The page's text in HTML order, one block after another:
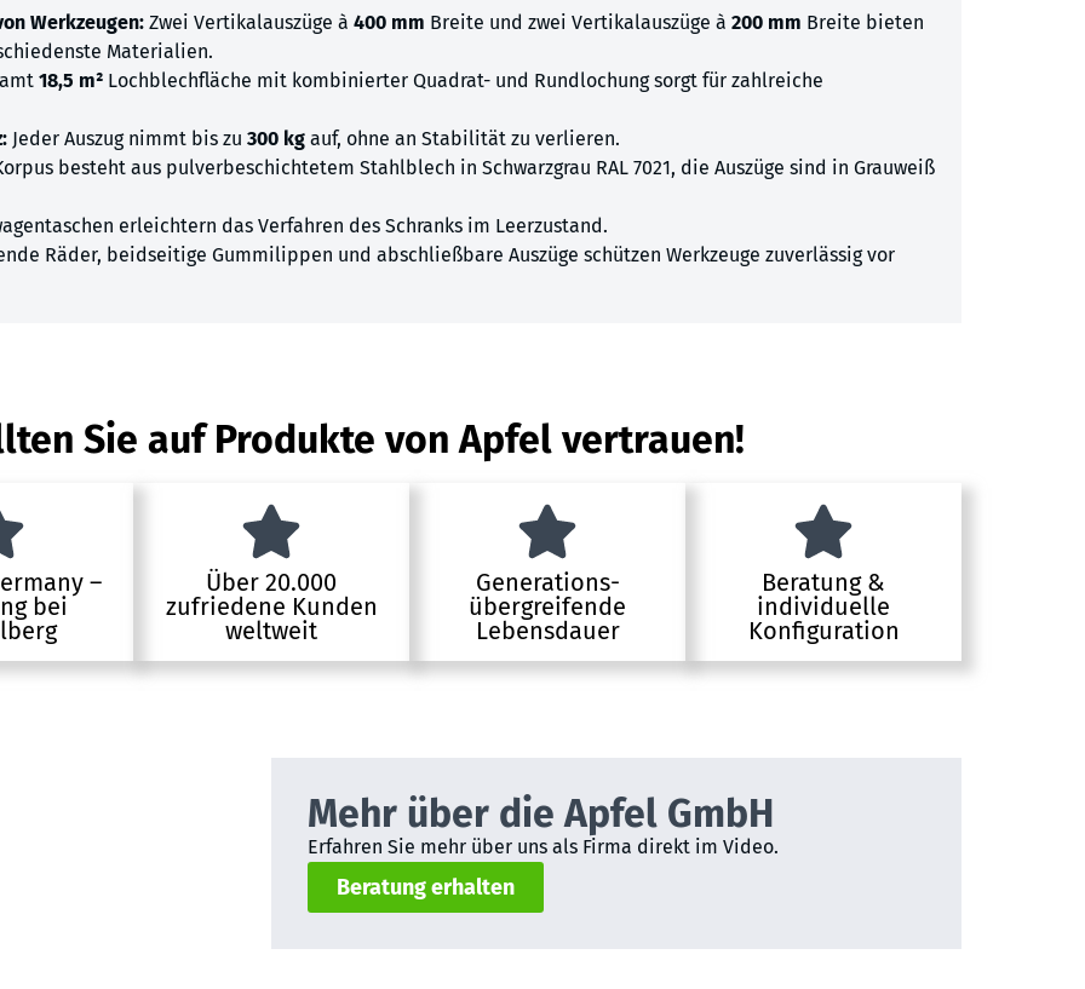
Werkzeugen: Zwei Vertikalauszüge à 400 mm Breite und zwei Vertikalauszüge à 200 mm Breite bieten
Materialien.
18,5 m² Lochblechfläche mit kombinierter Quadrat- und Rundlochung sorgt für zahlreiche
Jeder Auszug nimmt bis zu 300 kg auf, ohne an Stabilität zu verlieren.
besteht aus pulverbeschichtetem Stahlblech in Schwarzgrau RAL 7021, die Auszüge sind in Grauweiß
erleichtern das Verfahren des Schranks im Leerzustand.
Räder, beidseitige Gummilippen und abschließbare Auszüge schützen Werkzeuge zuverlässig vor
Sie auf Produkte von Apfel vertrauen!
–
bei
Über 20.000
zufriedene Kunden
weltweit
Generations-
übergreifende
Lebensdauer
Beratung &
individuelle
Konfiguration
Mehr über die Apfel GmbH
Erfahren Sie mehr über uns als Firma direkt im Video.
Beratung erhalten